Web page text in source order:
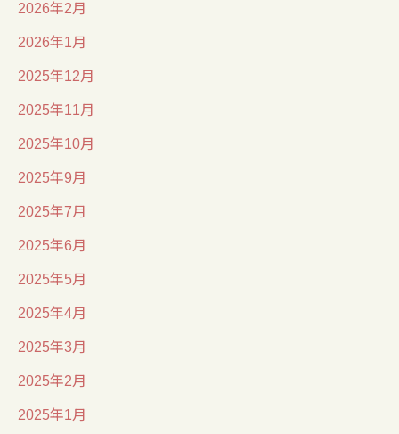
2026年2月
2026年1月
2025年12月
2025年11月
2025年10月
2025年9月
2025年7月
2025年6月
2025年5月
2025年4月
2025年3月
2025年2月
2025年1月